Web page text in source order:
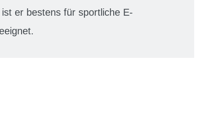
er bestens für sportliche E-